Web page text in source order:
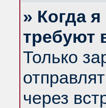
» Когда
требуют
Только
через